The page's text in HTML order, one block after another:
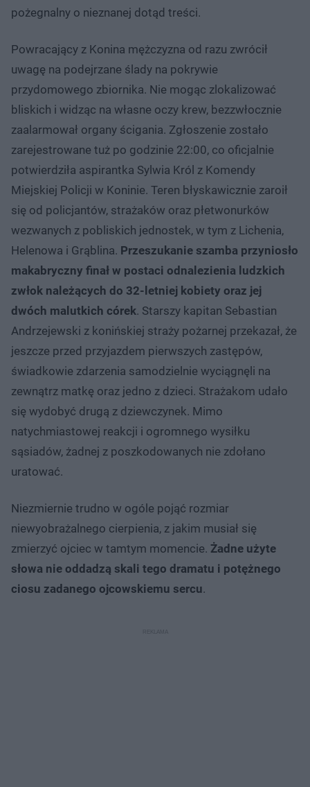
pożegnalny o nieznanej dotąd treści.
Powracający z Konina mężczyzna od razu zwrócił
uwagę na podejrzane ślady na pokrywie
przydomowego zbiornika. Nie mogąc zlokalizować
bliskich i widząc na własne oczy krew, bezzwłocznie
zaalarmował organy ścigania. Zgłoszenie zostało
zarejestrowane tuż po godzinie 22:00, co oficjalnie
potwierdziła aspirantka Sylwia Król z Komendy
Miejskiej Policji w Koninie. Teren błyskawicznie zaroił
się od policjantów, strażaków oraz płetwonurków
wezwanych z pobliskich jednostek, w tym z Lichenia,
Helenowa i Grąblina. Przeszukanie szamba przyniosło
makabryczny finał w postaci odnalezienia ludzkich
zwłok należących do 32-letniej kobiety oraz jej
dwóch malutkich córek. Starszy kapitan Sebastian
Andrzejewski z konińskiej straży pożarnej przekazał, że
jeszcze przed przyjazdem pierwszych zastępów,
świadkowie zdarzenia samodzielnie wyciągnęli na
zewnątrz matkę oraz jedno z dzieci. Strażakom udało
się wydobyć drugą z dziewczynek. Mimo
natychmiastowej reakcji i ogromnego wysiłku
sąsiadów, żadnej z poszkodowanych nie zdołano
uratować.
Niezmiernie trudno w ogóle pojąć rozmiar
niewyobrażalnego cierpienia, z jakim musiał się
zmierzyć ojciec w tamtym momencie. Żadne użyte
słowa nie oddadzą skali tego dramatu i potężnego
ciosu zadanego ojcowskiemu sercu.